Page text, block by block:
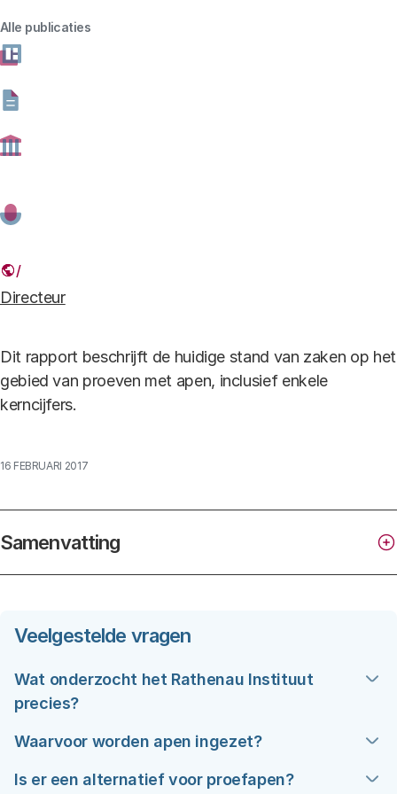
Alle publicaties
schriftelijke inbreng Rathenau Instituut
Rondetafelgesprek proefdiervrije onde
Dit rapport beschrijft de huidige stand van zaken op het
gebied van proeven met apen, inclusief enkele
kerncijfers.
16 FEBRUARI 2017
Auteurs
In Memoriam Dr. ir. Melanie Peters
Directeur
Samenvatting
Veelgestelde vragen
Wat onderzocht het Rathenau Instituut
precies?
We onderzochten het huidige gebruik en de stand
apen, nu en in de nabije toekomst.
Waarvoor worden apen ingezet?
Van de apen die in 2015 voor onderzoek werden
Is er een alternatief voor proefapen?